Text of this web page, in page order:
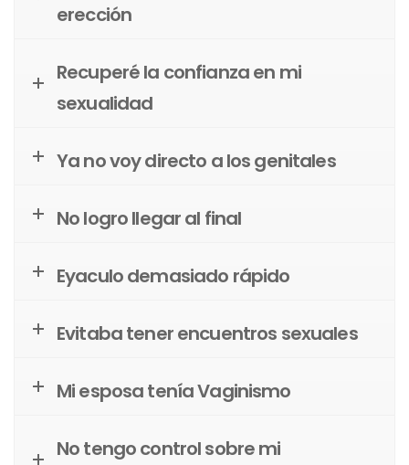
erección
Recuperé la confianza en mi
sexualidad
Ya no voy directo a los genitales
No logro llegar al final
Eyaculo demasiado rápido
Evitaba tener encuentros sexuales
Mi esposa tenía Vaginismo
No tengo control sobre mi